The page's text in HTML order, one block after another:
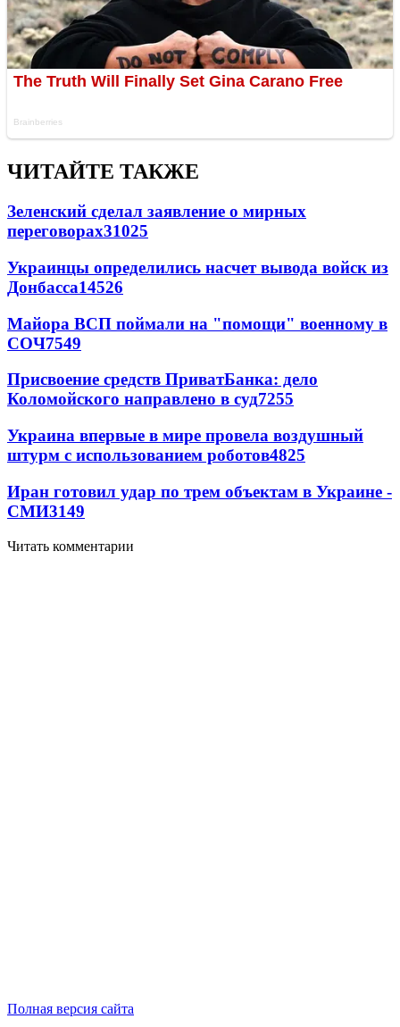
ЧИТАЙТЕ ТАКЖЕ
Зеленский сделал заявление о мирных
переговорах31025
Украинцы определились насчет вывода войск из
Донбасса14526
Майора ВСП поймали на "помощи" военному в
СОЧ7549
Присвоение средств ПриватБанка: дело
Коломойского направлено в суд7255
Украина впервые в мире провела воздушный
штурм с использованием роботов4825
Иран готовил удар по трем объектам в Украине -
СМИ3149
Читать комментарии
Полная версия сайта